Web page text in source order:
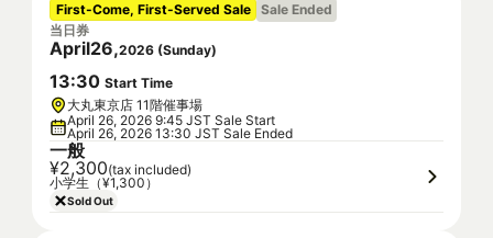
First-Come, First-Served Sale Sale Ended
当日券
April26,2026 (Sunday)
13:30 Start Time
大丸東京店 11階催事場
April 26, 2026 9:45 JST Sale Start
April 26, 2026 13:30 JST Sale Ended
一般
¥2,300(tax included)
小学生（¥1,300）
Sold Out